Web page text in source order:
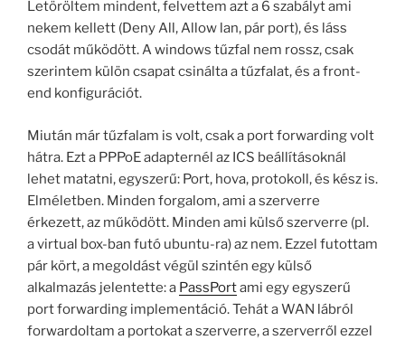
Letöröltem mindent, felvettem azt a 6 szabályt ami
nekem kellett (Deny All, Allow lan, pár port), és láss
csodát működött. A windows tűzfal nem rossz, csak
szerintem külön csapat csinálta a tűzfalat, és a front-
end konfigurációt.
Miután már tűzfalam is volt, csak a port forwarding volt
hátra. Ezt a PPPoE adapternél az ICS beállításoknál
lehet matatni, egyszerű: Port, hova, protokoll, és kész is.
Elméletben. Minden forgalom, ami a szerverre
érkezett, az működött. Minden ami külső szerverre (pl.
a virtual box-ban futó ubuntu-ra) az nem. Ezzel futottam
pár kört, a megoldást végül szintén egy külső
alkalmazás jelentette: a PassPortami egy egyszerű
port forwarding implementáció. Tehát a WAN lábról
forwardoltam a portokat a szerverre, a szerverről ezzel